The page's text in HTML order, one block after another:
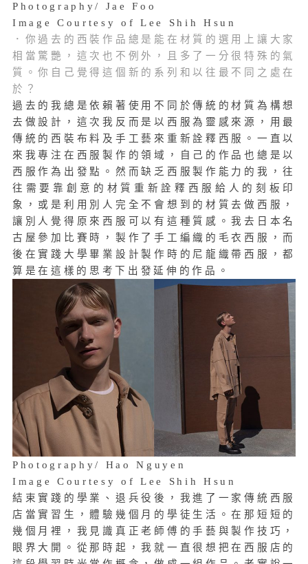
Photography/ Jae Foo
Image Courtesy of Lee Shih Hsun
．你過去的西裝作品總是能在材質的選用上讓大家
相當驚艷，這次也不例外，且多了一分很特殊的氣
質。你自己覺得這個新的系列和以往最不同之處在
於？
過去的我總是依賴著使用不同於傳統的材質為構想
去做設計，這次我反而是以西服為靈感來源，用最
傳統的西裝布料及手工藝來重新詮釋西服。一直以
來我專注在西服製作的領域，自己的作品也總是以
西服作為出發點。然而缺乏西服製作能力的我，往
往需要靠創意的材質重新詮釋西服給人的刻板印
象，或是利用別人完全不會想到的材質去做西服，
讓別人覺得原來西服可以有這種質感。我去日本名
古屋參加比賽時，製作了手工編織的毛衣西服，而
後在實踐大學畢業設計製作時的尼龍織帶西服，都
算是在這樣的思考下出發延伸的作品。
Photography/ Hao Nguyen
Image Courtesy of Lee Shih Hsun
結束實踐的學業、退兵役後，我進了一家傳統西服
店當實習生，體驗幾個月的學徒生活。在那短短的
幾個月裡，我見識真正老師傅的手藝與製作技巧，
眼界大開。從那時起，我就一直很想把在西服店的